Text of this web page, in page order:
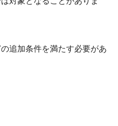
追加条件を満たす必要があ